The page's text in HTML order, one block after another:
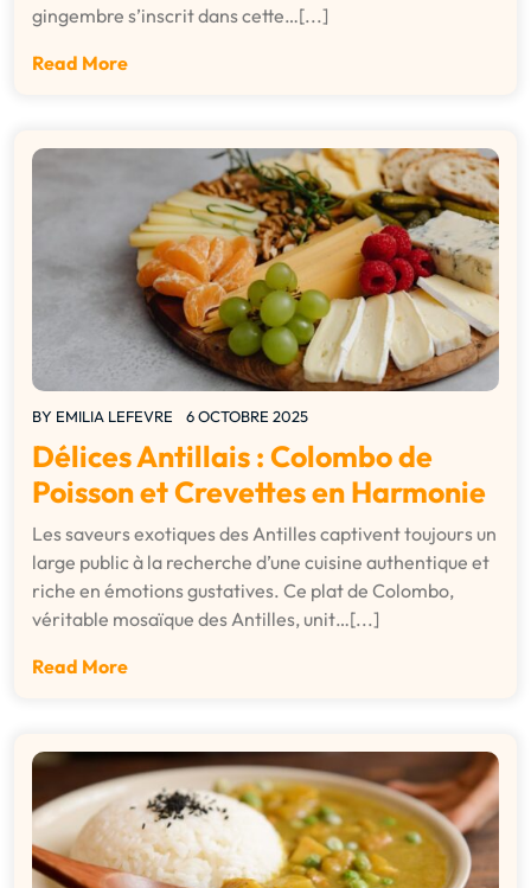
gingembre s’inscrit dans cette…[...]
Read More
BY EMILIA LEFEVRE 6 OCTOBRE 2025
Délices Antillais : Colombo de
Poisson et Crevettes en Harmonie
Les saveurs exotiques des Antilles captivent toujours un
large public à la recherche d’une cuisine authentique et
riche en émotions gustatives. Ce plat de Colombo,
véritable mosaïque des Antilles, unit…[...]
Read More